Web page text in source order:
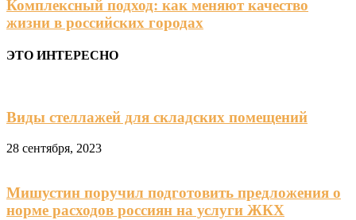
Комплексный подход: как меняют качество
жизни в российских городах
ЭТО ИНТЕРЕСНО
Виды стеллажей для складских помещений
28 сентября, 2023
Мишустин поручил подготовить предложения о
норме расходов россиян на услуги ЖКХ